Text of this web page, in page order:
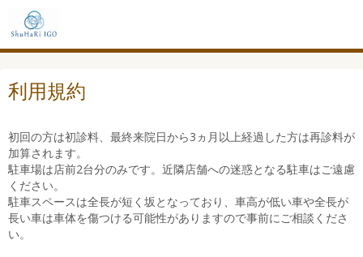
利用規約
初回の方は初診料、最終来院日から3ヵ月以上経過した方は再診料が
加算されます。
駐車場は店前2台分のみです。近隣店舗への迷惑となる駐車はご遠慮
ください。
駐車スペースは全長が短く坂となっており、車高が低い車や全長が
長い車は車体を傷つける可能性がありますので事前にご相談くださ
い。